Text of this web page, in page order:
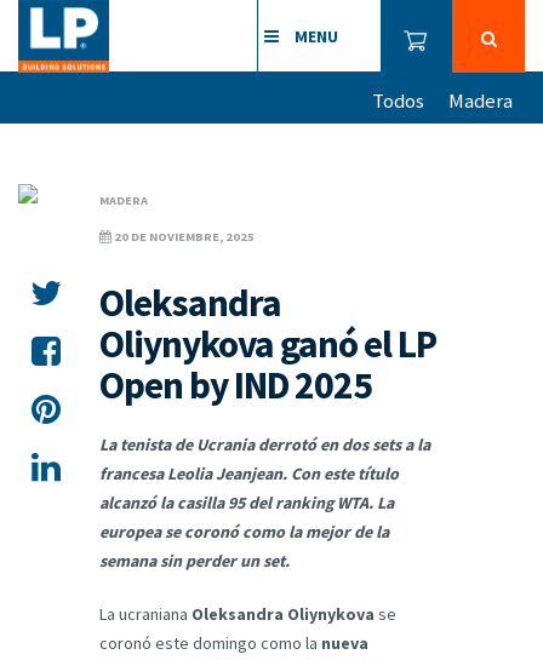
MENU
Todos Madera
MADERA
20 DE NOVIEMBRE, 2025
Oleksandra
Oliynykova ganó el LP
Open by IND 2025
La tenista de Ucrania derrotó en dos sets a la
francesa Leolia Jeanjean. Con este título
alcanzó la casilla 95 del ranking WTA. La
europea se coronó como la mejor de la
semana sin perder un set.
La ucraniana Oleksandra Oliynykova se
coronó este domingo como la nueva